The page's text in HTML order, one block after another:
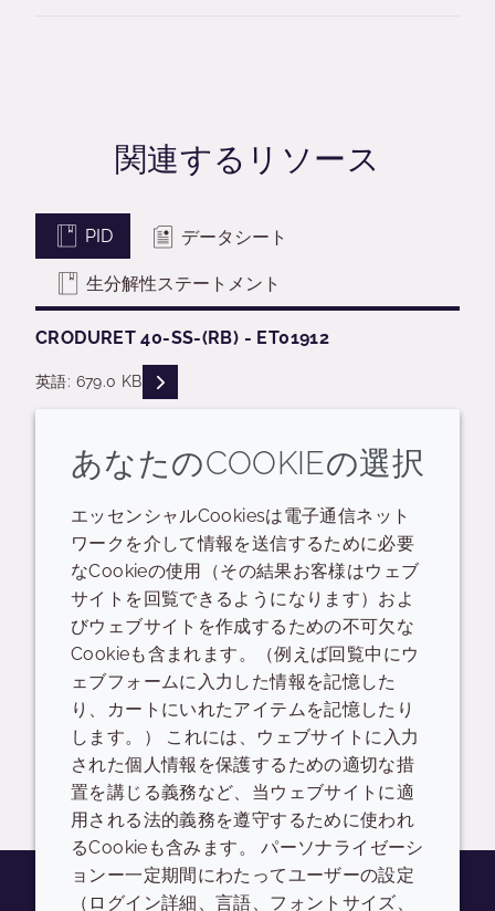
関連するリソース
PID データシート
生分解性ステートメント
CRODURET 40-SS-(RB) - ET01912
英語: 679.0 KB READ DESCRIPTIONS
CRODURET 40-SS-(TH) - ETT2490
英語: 658.0 KB READ DESCRIPTIONS
ログイン/登録
CRODURET 40-SS-(SG) - ET80391
英語: 694.0 KB READ DESCRIPTIONS
ログイン/登録
あなたのCOOKIEの選択
エッセンシャルCookiesは電子通信ネット
ワークを介して情報を送信するために必要
なCookieの使用（その結果お客様はウェブ
サイトを回覧できるようになります）およ
びウェブサイトを作成するための不可欠な
Cookieも含まれます。（例えば回覧中にウ
ェブフォームに入力した情報を記憶した
り、カートにいれたアイテムを記憶したり
します。） これには、ウェブサイトに入力
された個人情報を保護するための適切な措
置を講じる義務など、当ウェブサイトに適
用される法的義務を遵守するために使われ
るCookieも含みます。 パーソナライゼーシ
ョンー一定期間にわたってユーザーの設定
（ログイン詳細、言語、フォントサイズ、